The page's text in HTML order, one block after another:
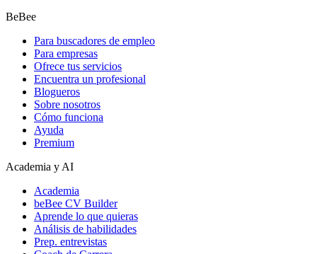
BeBee
Para buscadores de empleo
Para empresas
Ofrece tus servicios
Encuentra un profesional
Blogueros
Sobre nosotros
Cómo funciona
Ayuda
Premium
Academia y AI
Academia
beBee CV Builder
Aprende lo que quieras
Análisis de habilidades
Prep. entrevistas